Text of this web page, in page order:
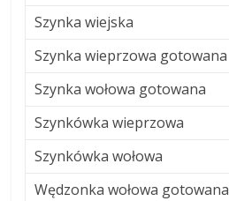
Szynka wiejska
Szynka wieprzowa gotowana
Szynka wołowa gotowana
Szynkówka wieprzowa
Szynkówka wołowa
Wędzonka wołowa gotowana